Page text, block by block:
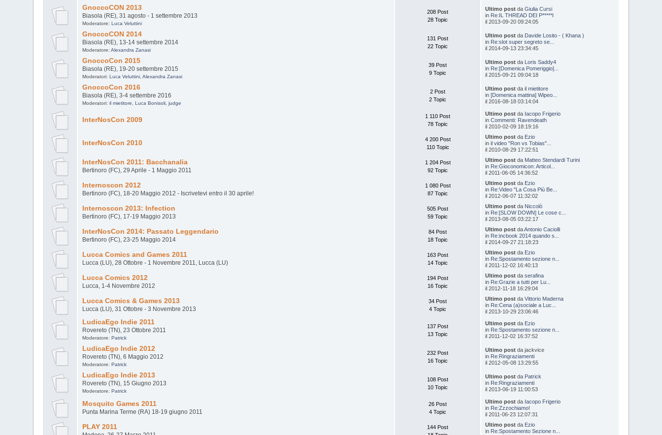
GnoccoCON 2013
Biasola (RE), 31 agosto - 1 settembre 2013
Moderatore: Luca Veluttini
208 Post
28 Topic
Ultimo postda Giulia Cursi
in Re:IL THREAD DEI P*****I
il 2013-09-20 09:24:05
GnoccoCON 2014
Biasola (RE), 13-14 settembre 2014
Moderatore: Alexandra Zanasi
131 Post
22 Topic
Ultimo postda Davide Losito - ( Khana )
in Re:slot super segreto se...
il 2014-09-13 23:34:45
GnoccoCon 2015
Biasola (RE), 19-20 settembre 2015
Moderatori: Luca Veluttini, Alexandra Zanasi
39 Post
9 Topic
Ultimo postda Loris Saddy4
in Re:[Domenica Pomeriggio]...
il 2015-09-21 09:04:18
GnoccoCon 2016
Biasola (RE), 3-4 settembre 2016
Moderatori: il mietitore Luca Bonisoli, judge
2 Post
2 Topic
Ultimo postda il mietitore
in [Domenica mattina] Wipeo...
il 2016-08-18 03:14:04
InterNosCon 2009
1 110 Post
78 Topic
Ultimo postda Iacopo Frigerio
in Commenti: Ravendeath
il 2010-02-09 18:19:16
InterNosCon 2010
4 200 Post
110 Topic
Ultimo postda Ezio
in il video "Ron vs Tobias"...
il 2010-08-29 17:22:51
InterNosCon 2011: Bacchanalia
Bertinoro (FC), 29 Aprile - 1 Maggio 2011
1 204 Post
92 Topic
Ultimo postda Matteo Stendardi Turini
in Re:Gioconomicon: Articol...
il 2011-06-05 14:36:52
Internoscon 2012
Bertinoro (FC), 18-20 Maggio 2012 - Iscrivetevi entro il 30 aprile!
1 080 Post
87 Topic
Ultimo postda Ezio
in Re:Video "La Cosa Più Be...
il 2012-06-07 11:32:02
Internoscon 2013: Infection
Bertinoro (FC), 17-19 Maggio 2013
505 Post
59 Topic
Ultimo postda Niccolò
in Re:[SLOW DOWN] Le cose c...
il 2013-08-05 03:22:17
InterNosCon 2014: Passato Leggendario
Bertinoro (FC), 23-25 Maggio 2014
84 Post
18 Topic
Ultimo postdaAntonio Caciolli
in Re:incbook 2014 quando s...
il 2014-09-27 21:18:23
Lucca Comics and Games 2011
Lucca (LU), 28 Ottobre - 1 Novembre 2011, Lucca (LU)
163 Post
14 Topic
Ultimo postda Ezio
in Re:Spostamento sezione n...
il 2011-12-02 16:40:13
Lucca Comics 2012
Lucca, 1-4 Novembre 2012
194 Post
16 Topic
Ultimo postda serafina
in Re:Grazie a tutti per Lu...
il 2012-11-18 16:29:04
Lucca Comics & Games 2013
Lucca (LU), 31 Ottobre - 3 Novembre 2013
34 Post
4 Topic
Ultimo postda Vittorio Maderna
in Re:Cena (a)sociale a Luc...
il 2013-10-29 23:06:46
LudicaEgo Indie 2011
Rovereto (TN), 23 Ottobre 2011
Moderatore: Patrick
137 Post
13 Topic
Ultimo postda Ezio
in Re:Spostamento sezione n...
il 2011-12-02 16:37:52
LudicaEgo Indie 2012
Rovereto (TN), 6 Maggio 2012
Moderatore: Patrick
232 Post
16 Topic
Ultimo postda jackvice
in Re:Ringraziamenti
il 2012-05-08 13:29:55
LudicaEgo Indie 2013
Rovereto (TN), 15 Giugno 2013
Moderatore: Patrick
108 Post
10 Topic
Ultimo postda Patrick
in Re:Ringraziamenti
il 2013-06-19 11:00:53
Mosquito Games 2011
Punta Marina Terme (RA) 18-19 giugno 2011
26 Post
4 Topic
Ultimo postda Iacopo Frigerio
in Re:Zzzochiamo!
il 2011-06-23 12:07:31
PLAY 2011
144 Post
Ultimo postda Ezio
in Re:Spostamento Sezione n...